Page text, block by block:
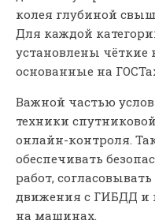
колея глубиной
Для каждой
установлены чёткие
основанные на
Важной частью
техники
онлайн-контроля.
обеспечивать
работ,
движения с ГИБДД и
на машинах.